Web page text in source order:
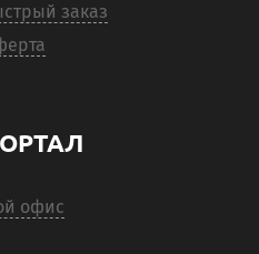
заказ
офис